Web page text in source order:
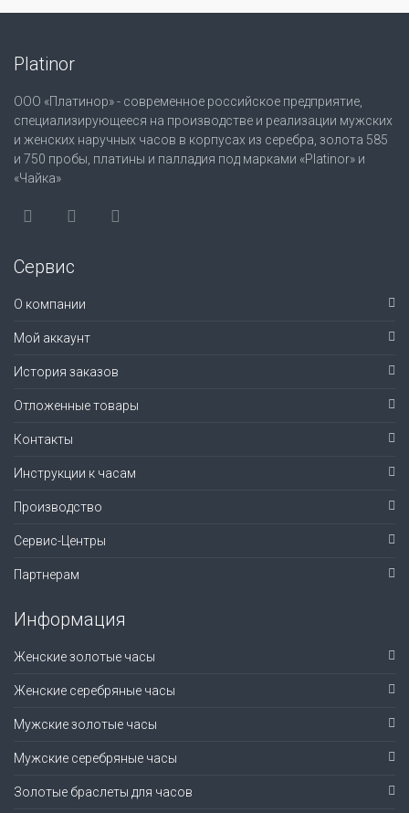
Platinor
ООО «Платинор» - современное российское предприятие,
специализирующееся на производстве и реализации мужских
и женских наручных часов в корпусах из серебра, золота 585
и 750 пробы, платины и палладия под марками «Platinor» и
«Чайка»
Сервис
О компании
Мой аккаунт
История заказов
Отложенные товары
Контакты
Инструкции к часам
Производство
Сервис-Центры
Партнерам
Информация
Женские золотые часы
Женские серебряные часы
Мужские золотые часы
Мужские серебряные часы
Золотые браслеты для часов